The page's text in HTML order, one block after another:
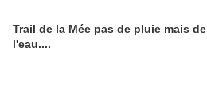
Trail de la Mée pas de pluie mais de
l'eau....